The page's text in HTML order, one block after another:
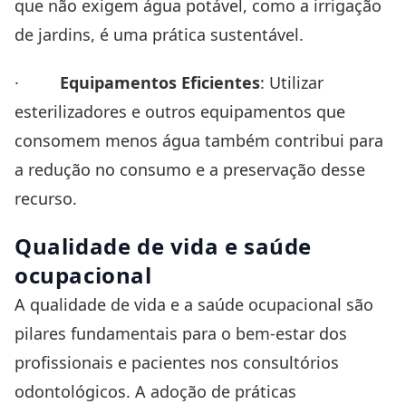
que não exigem água potável, como a irrigação
de jardins, é uma prática sustentável.
· Equipamentos Eficientes: Utilizar
esterilizadores e outros equipamentos que
consomem menos água também contribui para
a redução no consumo e a preservação desse
recurso.
Qualidade de vida e saúde
ocupacional
A qualidade de vida e a saúde ocupacional são
pilares fundamentais para o bem-estar dos
profissionais e pacientes nos consultórios
odontológicos. A adoção de práticas